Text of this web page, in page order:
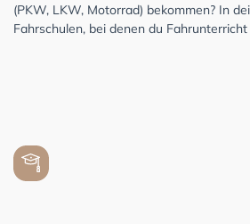
(PKW, LKW, Motorrad) bekommen? In
Fahrschulen, bei denen du